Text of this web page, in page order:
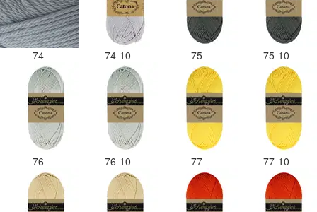
74 74-10 75 75-10
76 76-10 77 77-10